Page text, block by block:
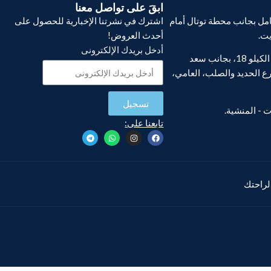
بجانب محطة توتال أمام
فرع أبو يوسف، الكيلو 18، بجانب سعد
الحديد والصلب، العامي،
ابقَ على تواصل معنا
اشترك في نشرتنا الإخبارية للحصول على
أحدث العروض!
أدخل بريدك الإلكترونى
تسجيل
تابعنا على: